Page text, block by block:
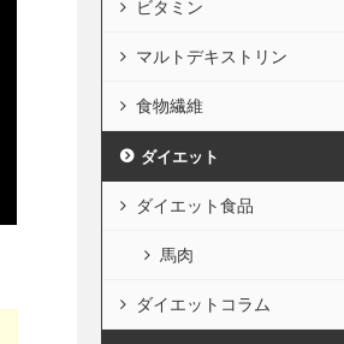
ビタミン
マルトデキストリン
食物繊維
ダイエット
ダイエット食品
馬肉
ダイエットコラム